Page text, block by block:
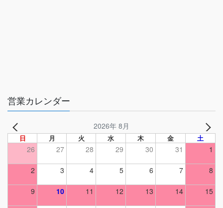
営業カレンダー
2026年 8月
日 月 火 水 木 金 土
26 27 28 29 30 31 1
2 3 4 5 6 7 8
9 10 11 12 13 14 15